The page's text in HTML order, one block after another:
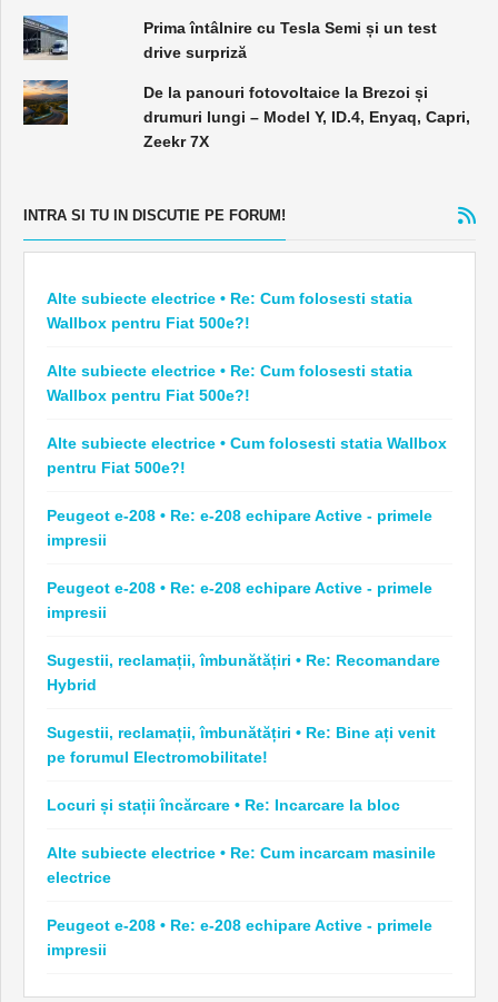
Prima întâlnire cu Tesla Semi și un test
drive surpriză
De la panouri fotovoltaice la Brezoi și
drumuri lungi – Model Y, ID.4, Enyaq, Capri,
Zeekr 7X
INTRA SI TU IN DISCUTIE PE FORUM!
Alte subiecte electrice • Re: Cum folosesti statia
Wallbox pentru Fiat 500e?!
Alte subiecte electrice • Re: Cum folosesti statia
Wallbox pentru Fiat 500e?!
Alte subiecte electrice • Cum folosesti statia Wallbox
pentru Fiat 500e?!
Peugeot e-208 • Re: e-208 echipare Active - primele
impresii
Peugeot e-208 • Re: e-208 echipare Active - primele
impresii
Sugestii, reclamații, îmbunătățiri • Re: Recomandare
Hybrid
Sugestii, reclamații, îmbunătățiri • Re: Bine ați venit
pe forumul Electromobilitate!
Locuri și stații încărcare • Re: Incarcare la bloc
Alte subiecte electrice • Re: Cum incarcam masinile
electrice
Peugeot e-208 • Re: e-208 echipare Active - primele
impresii